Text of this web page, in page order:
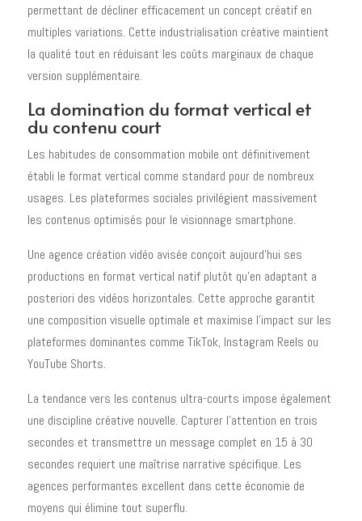
permettant de décliner efficacement un concept créatif en
multiples variations. Cette industrialisation créative maintient
la qualité tout en réduisant les coûts marginaux de chaque
version supplémentaire.
La domination du format vertical et
du contenu court
Les habitudes de consommation mobile ont définitivement
établi le format vertical comme standard pour de nombreux
usages. Les plateformes sociales privilégient massivement
les contenus optimisés pour le visionnage smartphone.
Une agence création vidéo avisée conçoit aujourd'hui ses
productions en format vertical natif plutôt qu'en adaptant a
posteriori des vidéos horizontales. Cette approche garantit
une composition visuelle optimale et maximise l'impact sur les
plateformes dominantes comme TikTok, Instagram Reels ou
YouTube Shorts.
La tendance vers les contenus ultra-courts impose également
une discipline créative nouvelle. Capturer l'attention en trois
secondes et transmettre un message complet en 15 à 30
secondes requiert une maîtrise narrative spécifique. Les
agences performantes excellent dans cette économie de
moyens qui élimine tout superflu.